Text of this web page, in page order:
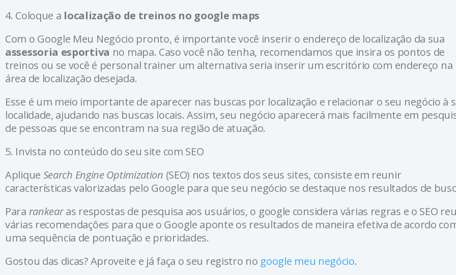
4. Coloque a localização de treinos no google maps
Com o Google Meu Negócio pronto, é importante você inserir o endereço de localização da sua
assessoria esportiva no mapa. Caso você não tenha, recomendamos que insira os pontos de
treinos ou se você é personal trainer um alternativa seria inserir um escritório com endereço na
área de localização desejada.
Esse é um meio importante de aparecer nas buscas por localização e relacionar o seu negócio à
localidade, ajudando nas buscas locais. Assim, seu negócio aparecerá mais facilmente em
de pessoas que se encontram na sua região de atuação.
5. Invista no conteúdo do seu site com SEO
Aplique Search Engine Optimization (SEO) nos textos dos seus sites, consiste em reunir
características valorizadas pelo Google para que seu negócio se destaque nos resultados de
Para rankearas respostas de pesquisa aos usuários, o google considera várias regras e o SEO
várias recomendações para que o Google aponte os resultados de maneira efetiva de acordo
uma sequência de pontuação e prioridades.
Gostou das dicas? Aproveite e já faça o seu registro no google meu negócio.